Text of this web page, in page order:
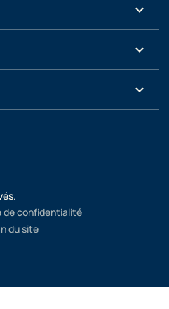
keyboard_arrow_down
keyboard_arrow_down
keyboard_arrow_down
de confidentialité
du site